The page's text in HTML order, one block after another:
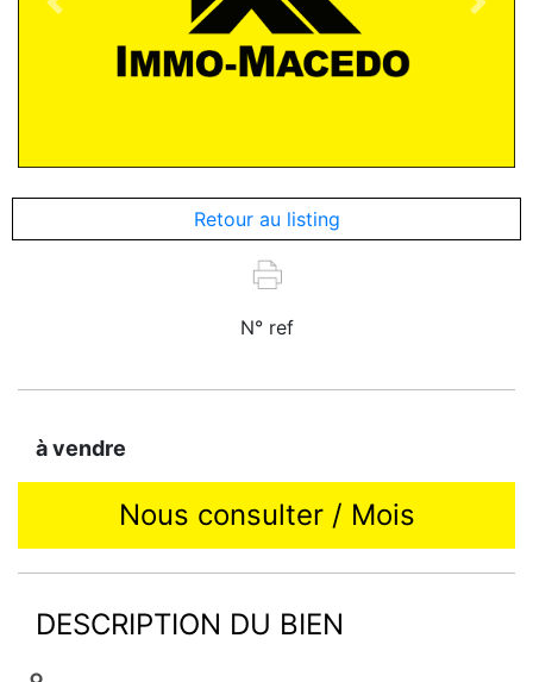
Previous Next
Retour au listing
N° ref
à vendre
Nous consulter / Mois
DESCRIPTION DU BIEN